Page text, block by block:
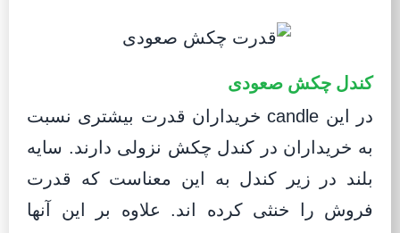
کندل چکش صعودی
در این candle خریداران قدرت بیشتری نسبت
به خریداران در کندل چکش نزولی دارند. سایه
بلند در زیر کندل به این معناست که قدرت
فروش را خنثی کرده اند. علاوه بر این آنها